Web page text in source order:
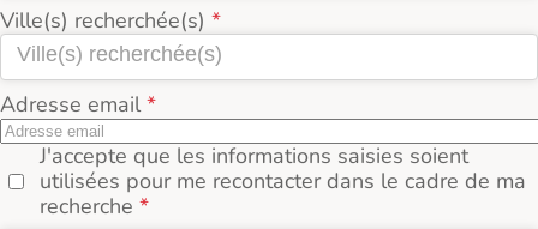
Ville(s) recherchée(s)
Adresse email
J'accepte que les informations saisies soient
utilisées pour me recontacter dans le cadre de ma
recherche